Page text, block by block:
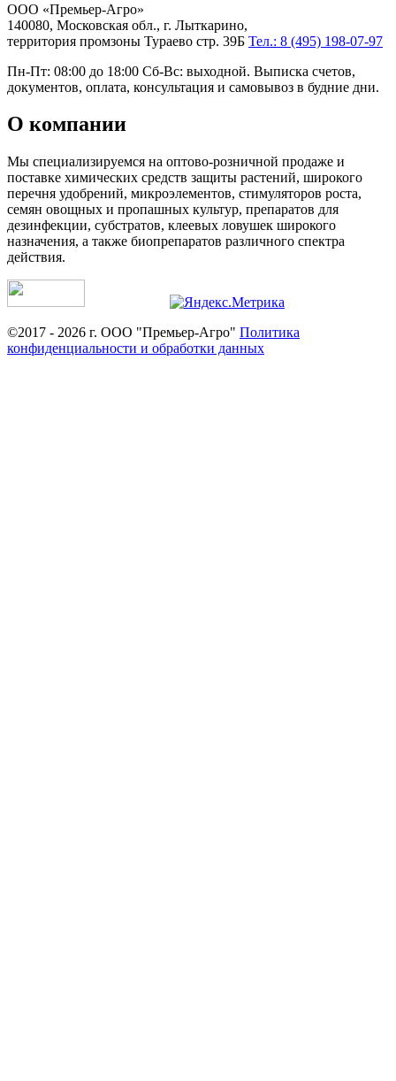
ООО «Премьер-Агро»
140080, Московская обл., г. Лыткарино,
территория промзоны Тураево стр. 39Б Тел.: 8 (495) 198-07-97
Пн-Пт: 08:00 до 18:00 Сб-Вс: выходной. Выписка счетов,
документов, оплата, консультация и самовывоз в будние дни.
О компании
Мы специализируемся на оптово-розничной продаже и
поставке химических средств защиты растений, широкого
перечня удобрений, микроэлементов, стимуляторов роста,
семян овощных и пропашных культур, препаратов для
дезинфекции, субстратов, клеевых ловушек широкого
назначения, а также биопрепаратов различного спектра
действия.
©2017 - 2026 г. ООО "Премьер-Агро" Политика
конфиденциальности и обработки данных